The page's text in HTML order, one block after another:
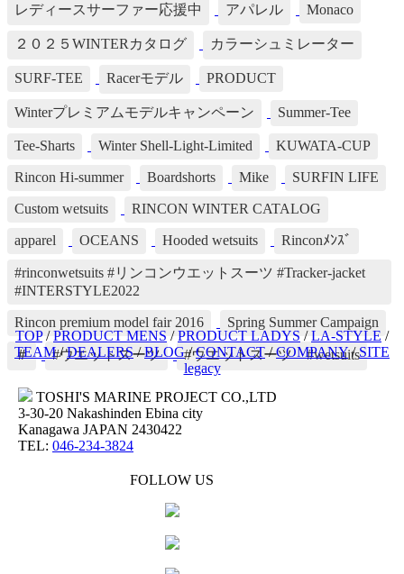
レディースサーファー応援中 アパレル Monaco
２０２５WINTERカタログ カラーシュミレーター
SURF-TEE Racerモデル PRODUCT
Winterプレミアムモデルキャンペーン Summer-Tee
Tee-Sharts Winter Shell-Light-Limited KUWATA-CUP
Rincon Hi-summer Boardshorts Mike SURFIN LIFE
Custom wetsuits RINCON WINTER CATALOG
apparel OCEANS Hooded wetsuits Rinconﾒﾝｽﾞ
#rinconwetsuits #リンコンウエットスーツ #Tracker-jacket
#INTERSTYLE2022
Rincon premium model fair 2016 Spring Summer Campaign
＃ #ウエットスーツ #ウエットスーツ #wetsuits
TOP/PRODUCT MENS /PRODUCT LADYS /LA-STYLE /
TEAM/DEALERS/BLOG/CONTACT/COMPANY/SITE
legacy
TOSHI'S MARINE PROJECT CO.,LTD
3-30-20 Nakashinden Ebina city
Kanagawa JAPAN 2430422
TEL: 046-234-3824
FOLLOW US